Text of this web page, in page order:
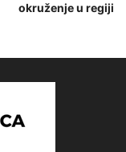
okruženje u regiji